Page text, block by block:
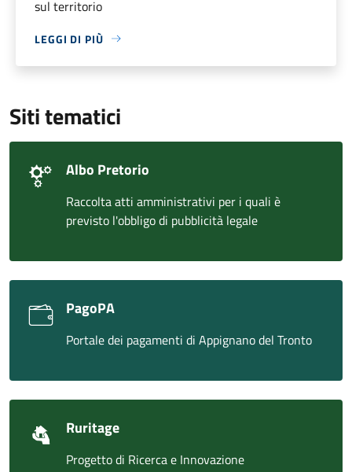
sul territorio
LEGGI DI PIÙ
Siti tematici
Albo Pretorio
Raccolta atti amministrativi per i quali è
previsto l'obbligo di pubblicità legale
PagoPA
Portale dei pagamenti di Appignano del Tronto
Ruritage
Progetto di Ricerca e Innovazione